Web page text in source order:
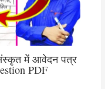
में आवेदन पत्र
PDF